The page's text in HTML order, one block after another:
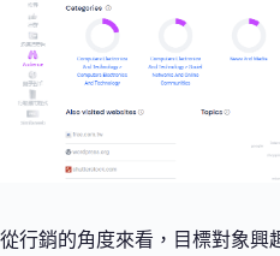
從行銷的角度來看，目標對象興